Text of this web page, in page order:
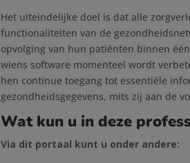
Het uiteindelijke doel is dat alle
functionaliteiten van de
opvolging van hun patiënten binnen
wiens software momenteel wordt
hen continue toegang tot essentiële
gezondheidsgegevens, mits zij aan de
Wat kun u in deze
Via dit portaal kunt u onder andere: